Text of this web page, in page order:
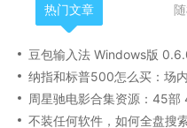
热门文章
豆包输入法 Windows版